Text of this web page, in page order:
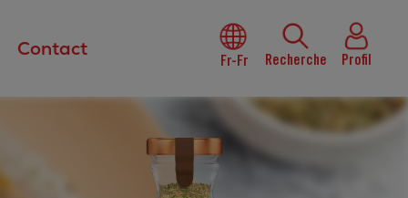
Contact
Fr-Fr Recherche Profil